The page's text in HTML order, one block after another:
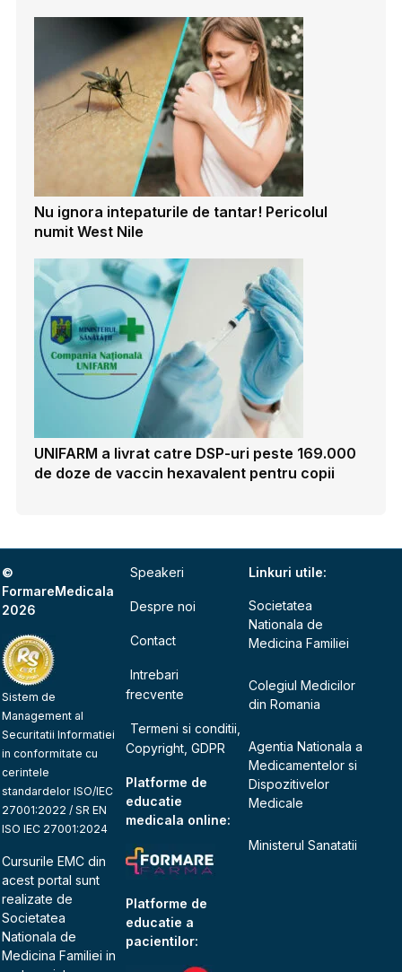
Nu ignora intepaturile de tantar! Pericolul
numit West Nile
UNIFARM a livrat catre DSP-uri peste 169.000
de doze de vaccin hexavalent pentru copii
©
FormareMedicala
2026
Sistem de
Management al
Securitatii Informatiei
in conformitate cu
cerintele
standardelor ISO/IEC
27001:2022 / SR EN
ISO IEC 27001:2024
Cursurile EMC din
acest portal sunt
realizate de
Societatea
Nationala de
Medicina Familiei in
Speakeri
Despre noi
Contact
Intrebari
frecvente
Termeni si conditii,
Copyright, GDPR
Platforme de
educatie
medicala online:
Platforme de
educatie a
pacientilor:
Linkuri utile:
Societatea
Nationala de
Medicina Familiei
Colegiul Medicilor
din Romania
Agentia Nationala a
Medicamentelor si
Dispozitivelor
Medicale
Ministerul Sanatatii